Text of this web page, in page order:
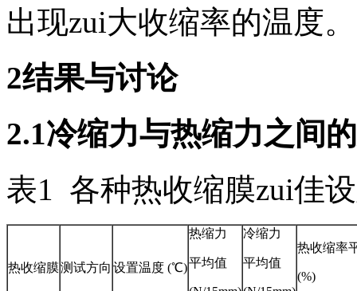
出现zui大收缩率的温度。
2结果与讨论
2.1冷缩力与热缩力之间
表1 各种热收缩膜zui佳
热收缩膜测试方向 设置温度 (℃)
热缩力
平均值
冷缩力
平均值
热收缩率
(%)